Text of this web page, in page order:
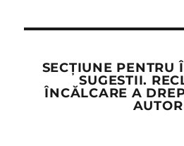
SECȚIUNE PENTRU
SUGESTII.
ÎNCĂLCARE A
AUTOR